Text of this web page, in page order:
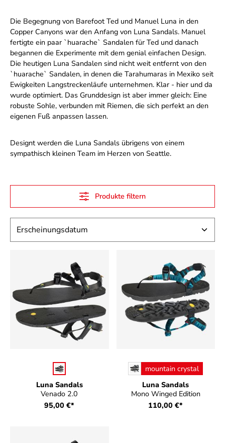
Die Begegnung von Barefoot Ted und Manuel Luna in den
Copper Canyons war den Anfang von Luna Sandals. Manuel
fertigte ein paar `huarache` Sandalen für Ted und danach
begannen die Experimente mit dem genial einfachen Design.
Die heutigen Luna Sandalen sind nicht weit entfernt von den
`huarache` Sandalen, in denen die Tarahumaras in Mexiko seit
Ewigkeiten Langstreckenläufe unternehmen. Klar - hier und da
wurde optimiert. Das Grunddesign ist aber immer gleich: Eine
robuste Sohle, verbunden mit Riemen, die sich perfekt an den
eigenen Fuß anpassen lassen.
Designt werden die Luna Sandals übrigens von einem
sympathisch kleinen Team im Herzen von Seattle.
Produkte filtern
Luna Sandals
Venado 2.0
Farbeauswählen
95,00 €*
Luna Sandals
Mono Winged Edition
Farbeauswählen
mountain crystal
110,00 €*